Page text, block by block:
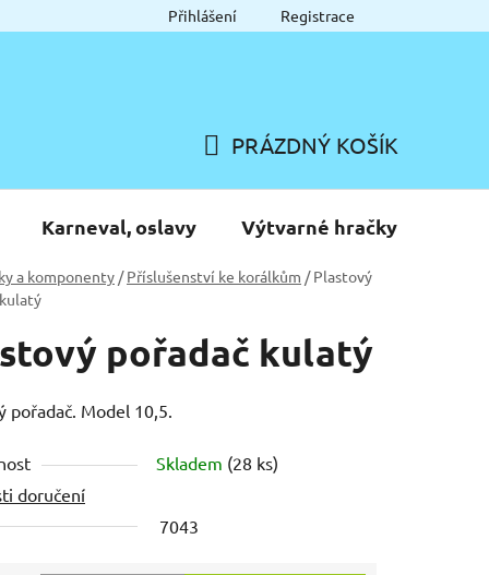
Přihlášení Registrace
KOŠÍK
PRÁZDNÝ KOŠÍK
Karneval, oslavy Výtvarné hračky
a komponenty / Příslušenství ke korálkům / Plastový
pořadač kulatý
pořadač. Model 10,5.
Skladem (28 ks)
doručení
7043